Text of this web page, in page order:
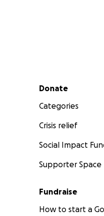
Secondary menu
Donate
Categories
Crisis relief
Social Impact
Supporter Space
Fundraise
How to start a